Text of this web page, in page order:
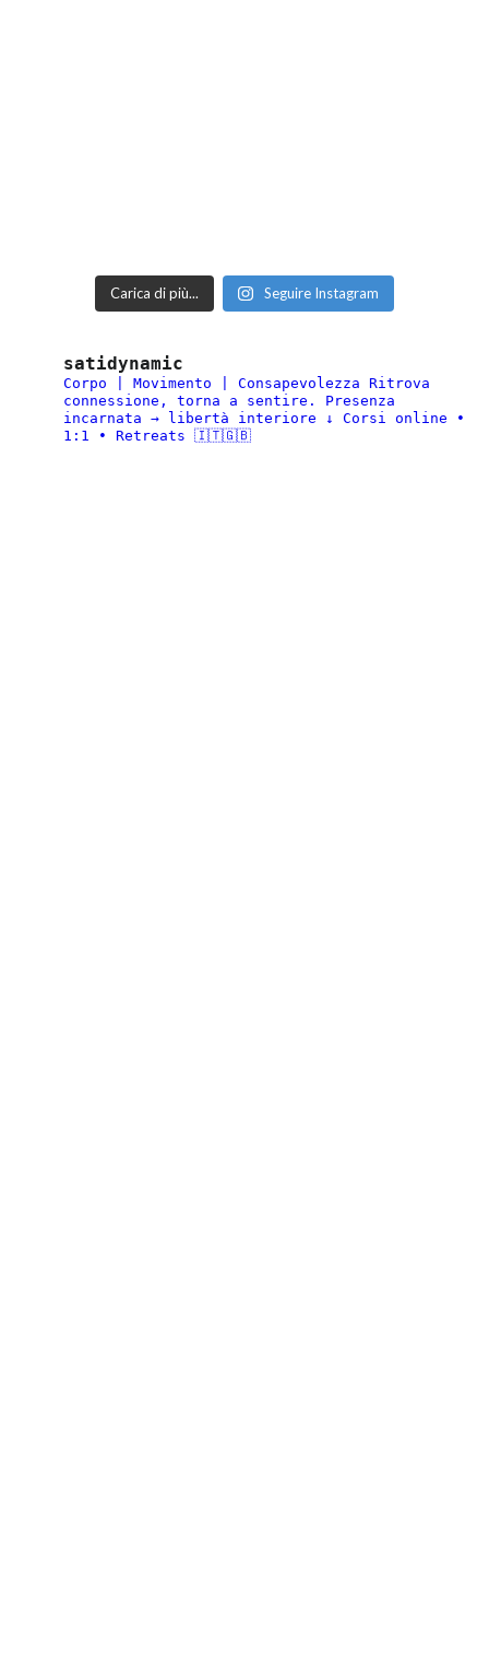
Carica di più... Seguire Instagram
satidynamic
Corpo | Movimento | Consapevolezza Ritrova
connessione, torna a sentire.
Presenza
incarnata → libertà interiore ↓ Corsi online •
1:1 • Retreats 🇮🇹🇬🇧